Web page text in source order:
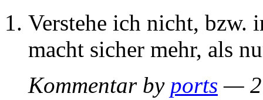
Verstehe ich nicht, bzw.
macht sicher mehr, als
Kommentar by ports —